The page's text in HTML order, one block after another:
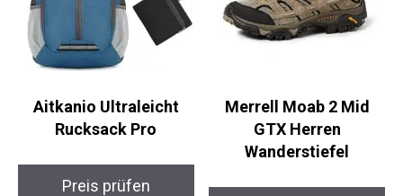
Aitkanio Ultraleicht
Rucksack Pro
Preis prüfen
Merrell Moab 2 Mid
GTX Herren
Wanderstiefel